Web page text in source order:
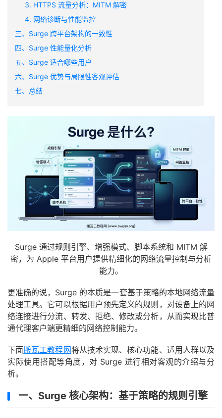
3. HTTPS 流量分析：MITM 解密
4. 网络诊断与性能监控
三、Surge 跨平台架构的一致性
四、Surge 性能量化分析
五、Surge 适合哪些用户
六、Surge 优势与局限性客观评估
七、总结
Surge 通过规则引擎、增强模式、脚本系统和 MITM 解
密，为 Apple 平台用户提供精细化的网络流量控制与分析
能力。
更准确的说，Surge 的本质是一套基于策略的本地网络流量
处理工具。它可以根据用户预先定义的规则，对设备上的网
络连接进行分流、转发、拒绝、修改或分析，从而实现比普
通代理客户端更精细的网络控制能力。
下面搬瓦工教程网将从技术实现、核心功能、适用人群以及
实际使用搭配等角度，对 Surge 进行相对客观的介绍与分
析。
一、Surge 核心架构：基于策略的规则引擎